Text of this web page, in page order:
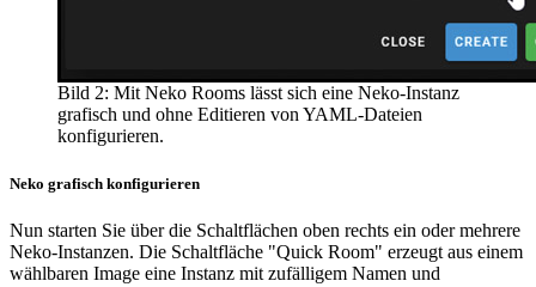
Bild 2: Mit Neko Rooms lässt sich eine Neko-Instanz
grafisch und ohne Editieren von YAML-Dateien
konfigurieren.
Neko grafisch konfigurieren
Nun starten Sie über die Schaltflächen oben rechts ein oder mehrere
Neko-Instanzen. Die Schaltfläche "Quick Room" erzeugt aus einem
wählbaren Image eine Instanz mit zufälligem Namen und